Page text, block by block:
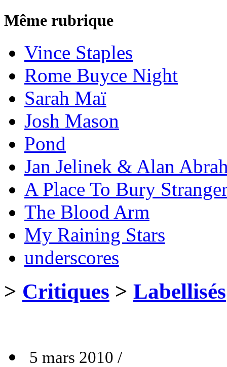
Même rubrique
Vince Staples
Rome Buyce Night
Sarah Maï
Josh Mason
Pond
Jan Jelinek & Alan
A Place To Bury
The Blood Arm
My Raining Stars
underscores
> Critiques > Labellisés
5 mars 2010 /